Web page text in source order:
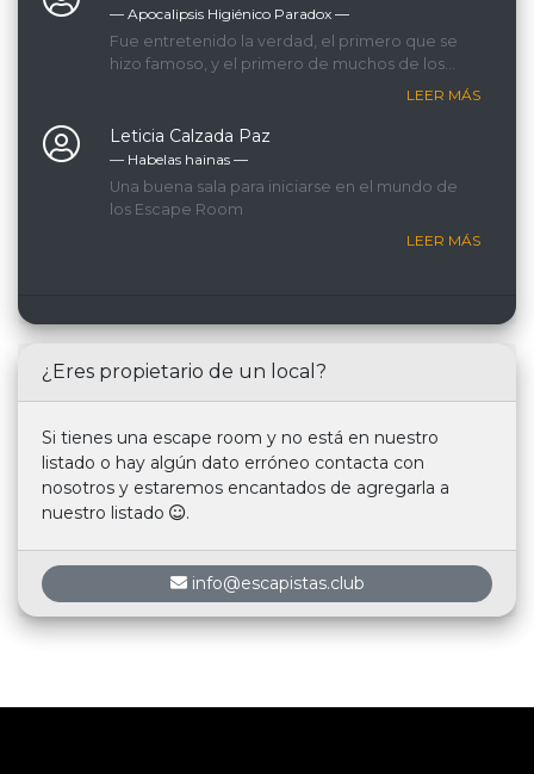
— Apocalipsis Higiénico Paradox ―
Fue entretenido la verdad, el primero que se
hizo famoso, y el primero de muchos de los
LEER MÁS
Leticia Calzada Paz
— Habelas hainas ―
Una buena sala para iniciarse en el mundo de
los Escape Room
LEER MÁS
¿Eres propietario de un local?
Si tienes una escape room y no está en nuestro
listado o hay algún dato erróneo contacta con
nosotros y estaremos encantados de agregarla a
nuestro listado
.
info@escapistas.club